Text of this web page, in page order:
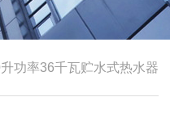
功率36千瓦贮水式热水器